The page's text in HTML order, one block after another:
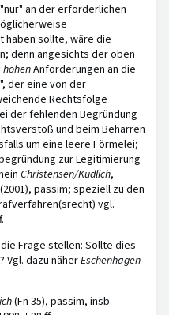
an der erforderlichen
sollte, wäre die
denn angesichts der oben
Anforderungen an die
der eine von der
Rechtsfolge
der fehlenden Begründung
und beim Beharren
um eine leere Förmelei;
zur Legitimierung
Christensen/Kudlich,
passim; speziell zu den
vgl.
Frage stellen: Sollte dies
dazu näherEschenhagen
(Fn 35), passim, insb.